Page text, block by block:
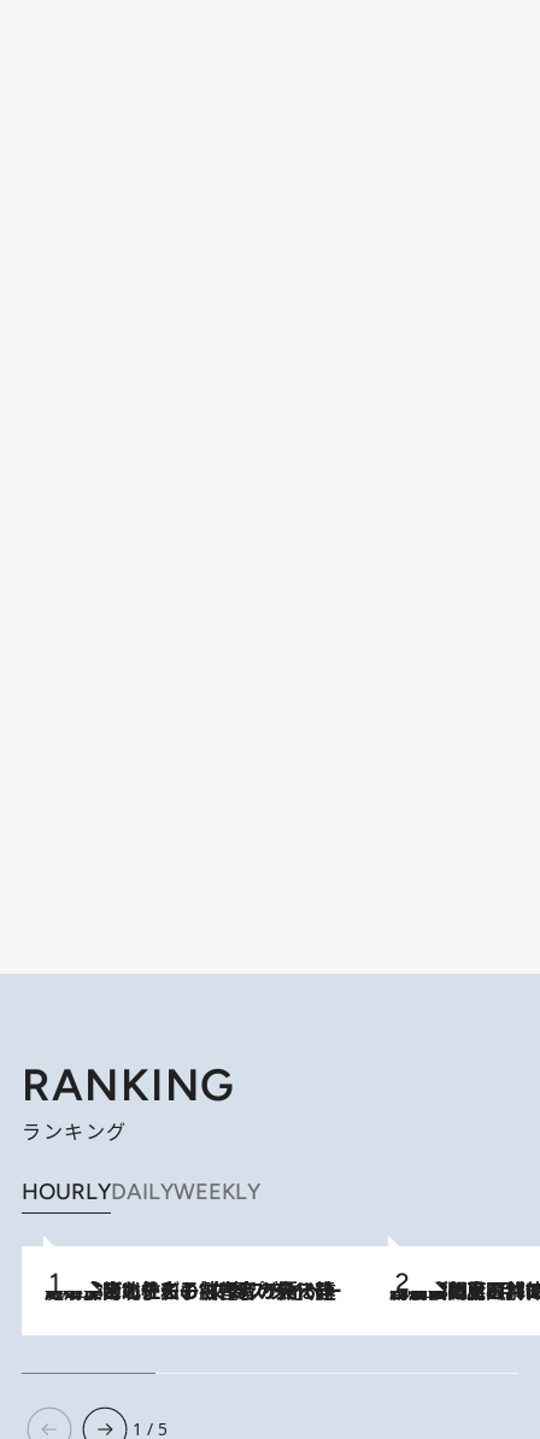
RANKING
ランキング
HOURLYDAILYWEEKLY
2026.8.3
《「文士の子ども被害者の会」発足！》阿川佐和子（72）が語る遠藤周作に北杜夫、劇作家・矢代静一の子どもたちの“文豪プライベート事件簿” 2026.8.8
「最後に見られてよかった」上野動物園の東園パンダ舎が解体前に特別公開。8月16日まで延長されたパネル展と共に辿る“半世紀”のパンダ飼育《解体工事の図面あり》
1 / 5